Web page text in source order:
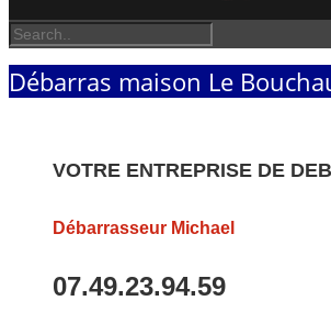
Débarras maison Le
VOTRE ENTREPRISE DE
Débarrasseur Michael
07.49.23.94.59